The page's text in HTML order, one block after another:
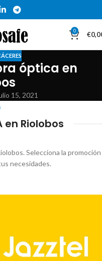
0 €
óptica en
15, 2021
en Riolobos
Selecciona la promoción
necesidades.